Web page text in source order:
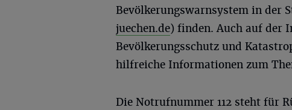
Bevölkerungswarnsystem in der
juechen.de) finden. Auch auf der
Bevölkerungsschutz und
hilfreiche Informationen zum
Die Notrufnummer 112 steht für